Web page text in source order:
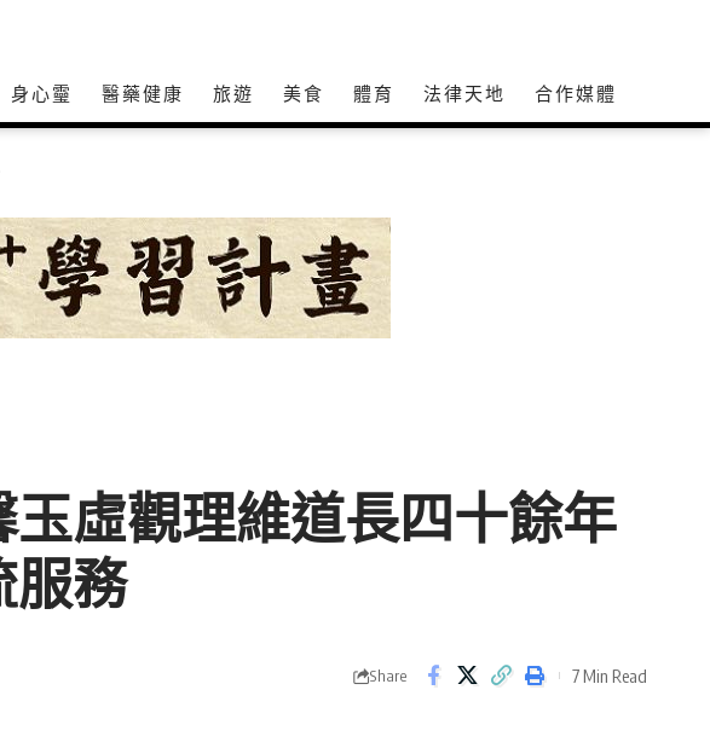
身心𩆜 醫藥健康 旅遊 美食 體育 法律天地 合作媒體
虛觀理維道長四十餘年
務
Share 7 Min Read